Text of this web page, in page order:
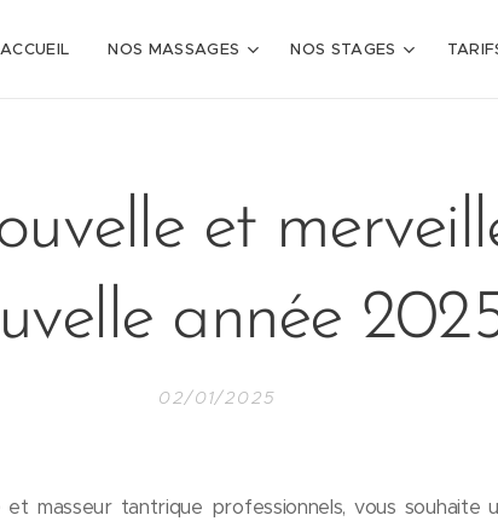
ACCUEIL NOS MASSAGES NOS STAGES
et
année
02/01/2025
masseur tantrique professionnels, vous souhaite